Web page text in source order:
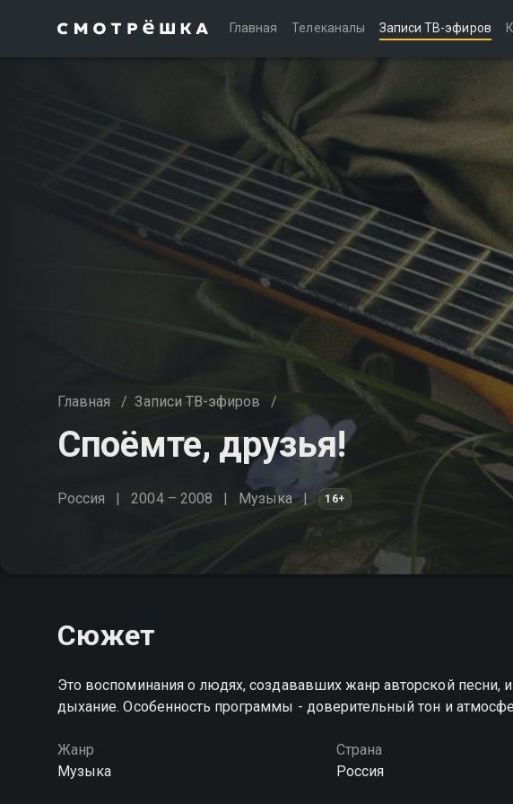
Главная Телеканалы Записи ТВ-эфиров
Главная / Записи ТВ-эфиров /
Споёмте, друзья!
Россия 2004 – 2008 Музыка 16+
Сюжет
Это воспоминания о людях, создававших жанр авторской песни,
дыхание. Особенность программы - доверительный тон и
Жанр
Музыка
Страна
Россия